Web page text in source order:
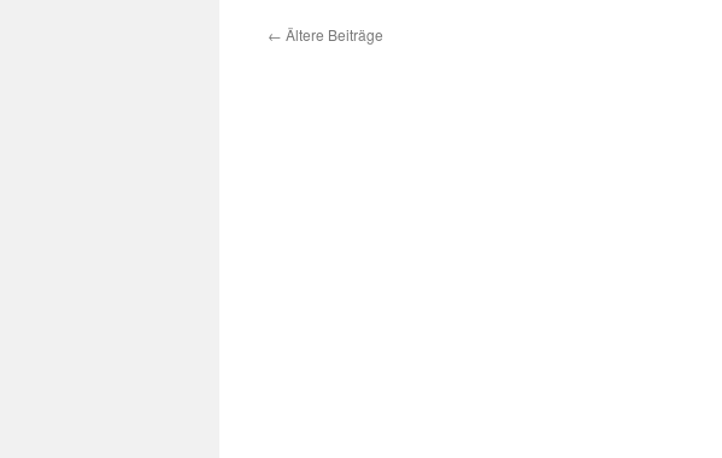
← Ältere Beiträge